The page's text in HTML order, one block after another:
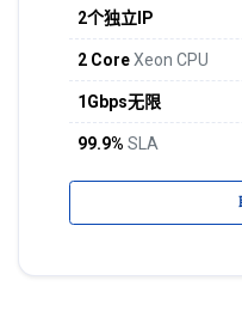
2个独立IP
2 CoreXeon CPU
1Gbps无限
99.9% SLA